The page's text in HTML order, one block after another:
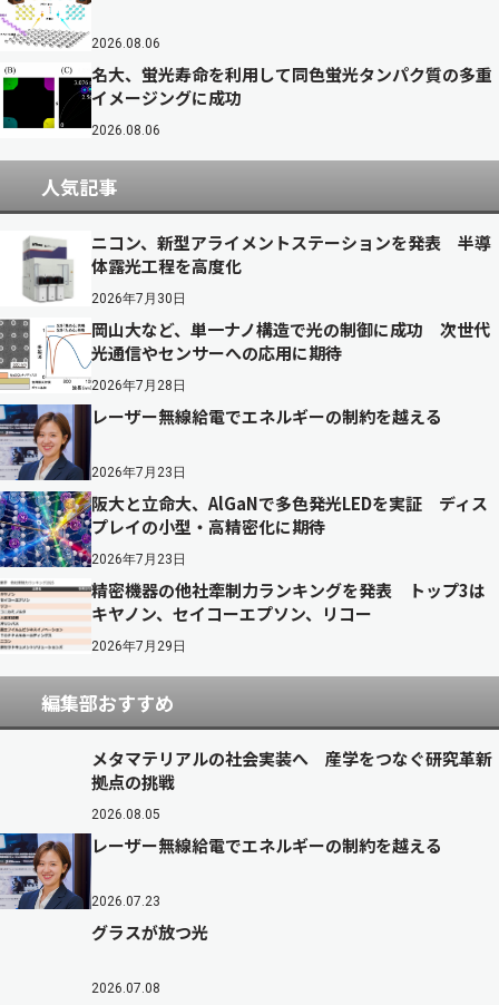
2026.08.06
名大、蛍光寿命を利用して同色蛍光タンパク質の多重
イメージングに成功
2026.08.06
人気記事
ニコン、新型アライメントステーションを発表 半導
体露光工程を高度化
2026年7月30日
岡山大など、単一ナノ構造で光の制御に成功 次世代
光通信やセンサーへの応用に期待
2026年7月28日
レーザー無線給電でエネルギーの制約を越える
2026年7月23日
阪大と立命大、AlGaNで多色発光LEDを実証 ディス
プレイの小型・高精密化に期待
2026年7月23日
精密機器の他社牽制力ランキングを発表 トップ3は
キヤノン、セイコーエプソン、リコー
2026年7月29日
編集部おすすめ
メタマテリアルの社会実装へ 産学をつなぐ研究革新
拠点の挑戦
2026.08.05
レーザー無線給電でエネルギーの制約を越える
2026.07.23
グラスが放つ光
2026.07.08